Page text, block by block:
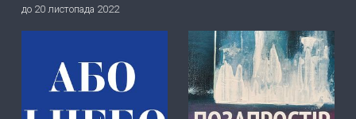
до 20 листопада 2022